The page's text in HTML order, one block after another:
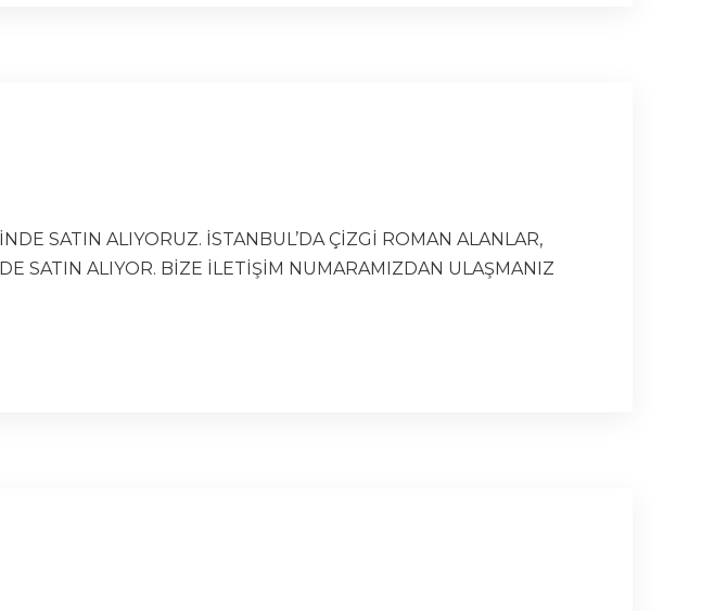
SATIN ALIYORUZ. İSTANBUL’DA ÇİZGİ ROMAN ALANLAR,
SATIN ALIYOR. BİZE İLETİŞİM NUMARAMIZDAN ULAŞMANIZ